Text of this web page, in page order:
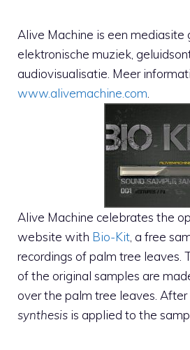
Alive Machine is een mediasite
elektronische muziek,
audiovisualisatie. Meer
www.alivemachine.com.
Alive Machine celebrates the
website with Bio-Kit, a free
recordings of palm tree leaves.
of the original samples are
over the palm tree leaves.
synthesis is applied to the